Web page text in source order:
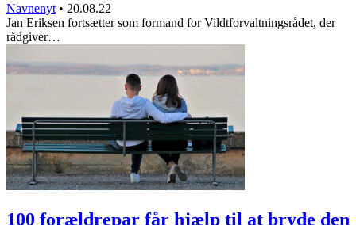
Navnenyt • 20.08.22
Jan Eriksen fortsætter som formand for Vildtforvaltningsrådet, der
rådgiver…
100 forældrepar får hjælp til at bryde den